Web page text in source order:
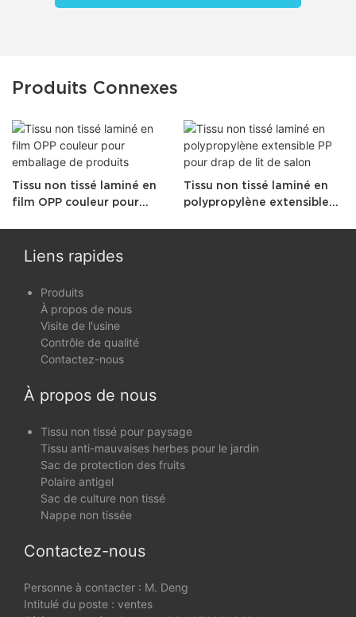
Produits Connexes
Tissu non tissé laminé en
film OPP couleur pour
Tissu non tissé laminé en
polypropylène extensible
Liens rapides
Produits
À propos de nous
Visite de l'usine
Contrôle de qualité
Contactez-nous
À propos de nous
Tissu non tissé pour paysage
Tissu anti-mauvaises herbes pour le jardin
Sac de protection des fruits
Polaire antigel
Sac de culture non tissé
Nappe non tissée
Contactez-nous
Personne à contacter : M. Deng
Intitulé du poste : ventes